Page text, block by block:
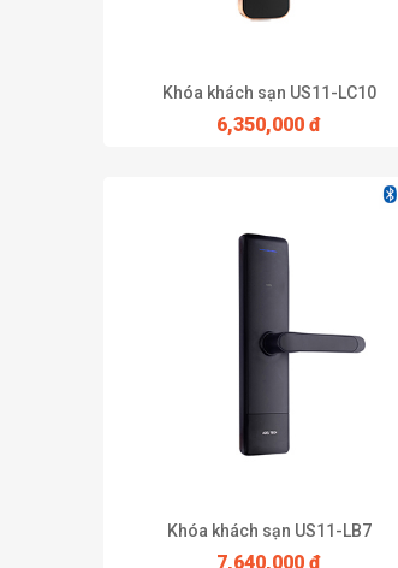
Khóa khách sạn US11-LC10
6,350,000 đ
Khóa khách sạn US11-LB7
7,640,000 đ
Cùng dòng với sản phẩm Khóa
Khóa thẻ cho khách sạn này có
khóa khách sạn US12-LB1B được rất
lý, chắc chắn Adel sẽ là một sự lựa